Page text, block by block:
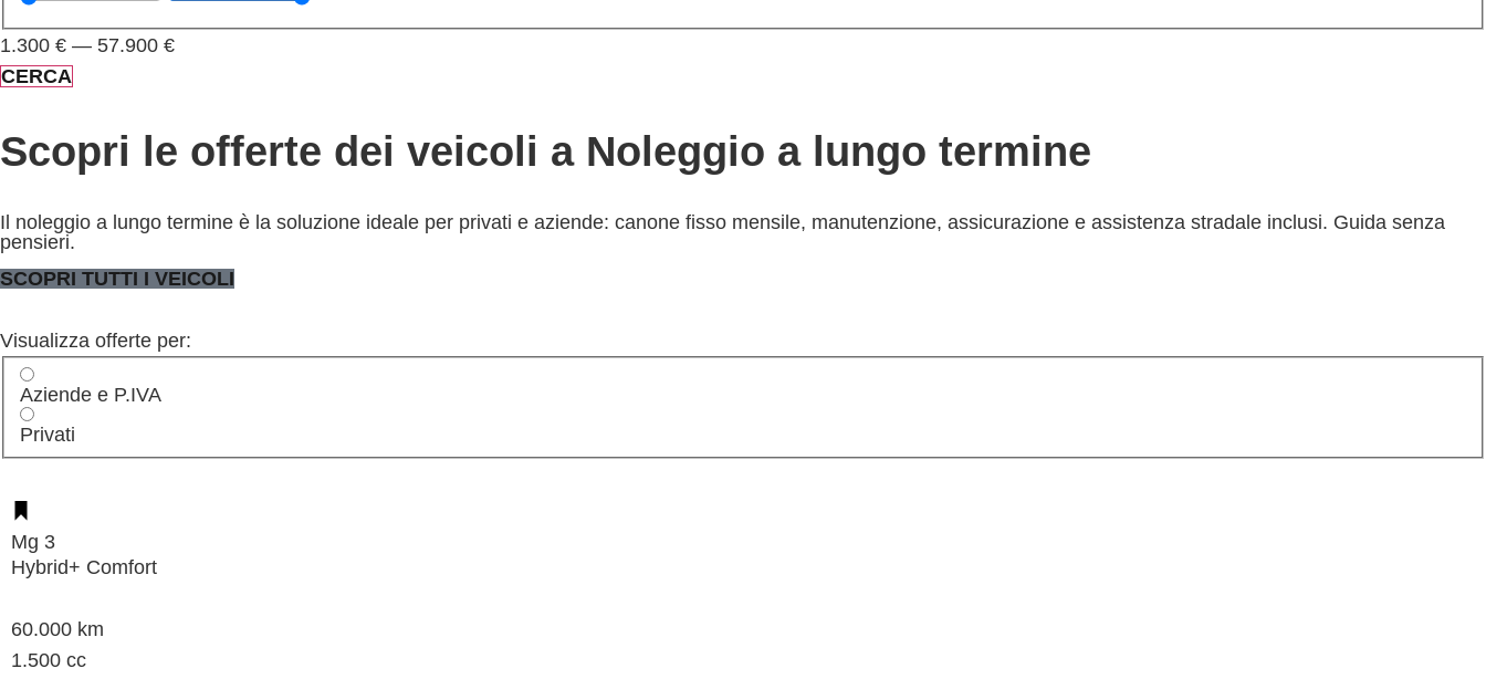
1.300 € — 57.900 €
CERCA
Scopri le offerte dei veicoli a Noleggio a lungo termine
Il noleggio a lungo termine è la soluzione ideale per privati e aziende: canone fisso mensile, manutenzione, assicurazione e assistenza stradale inclusi. Guida senza
pensieri.
SCOPRI TUTTI I VEICOLI
Visualizza offerte per:
Aziende e P.IVA
Privati
Mg 3
Hybrid+ Comfort
60.000 km
1.500 cc